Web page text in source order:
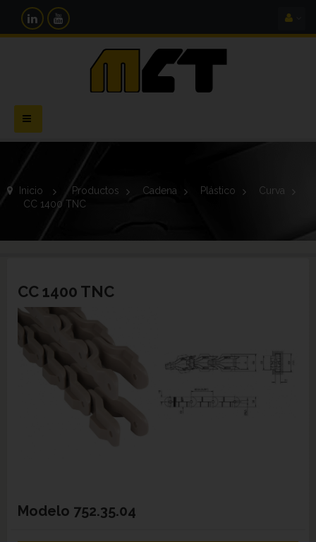
Navegación
Toggle
Inicio > Productos > Cadena > Plástico >
Curva
CC 1400 TNC
CC 1400 TNC
Modelo 752.35.04